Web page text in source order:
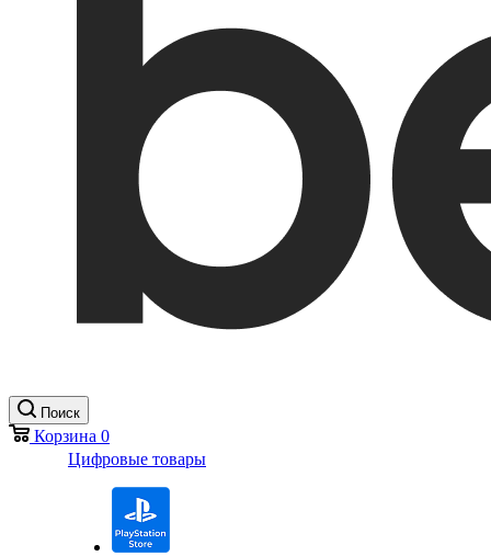
Поиск
Корзина 0
Цифровые товары